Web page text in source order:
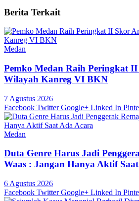
Berita Terkait
Medan
Pemko Medan Raih Peringkat
Wilayah Kanreg VI BKN
7 Agustus 2026
Facebook Twitter Google+ Linked In
Medan
Duta Genre Harus Jadi
Waas : Jangan Hanya Aktif
6 Agustus 2026
Facebook Twitter Google+ Linked In